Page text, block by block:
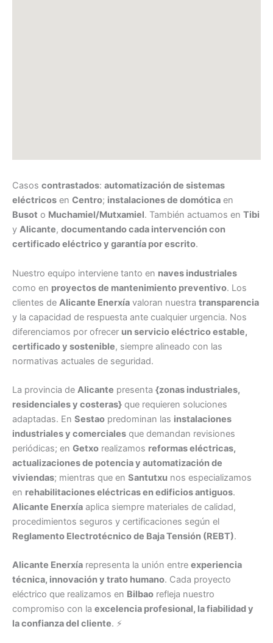
Casos contrastados: automatización de sistemas
eléctricos en Centro; instalaciones de domótica en
Busot o Muchamiel/Mutxamiel. También actuamos en Tibi
y Alicante, documentando cada intervención con
certificado eléctrico y garantía por escrito.
Nuestro equipo interviene tanto en naves industriales
como en proyectos de mantenimiento preventivo. Los
clientes de Alicante Enerxía valoran nuestra transparencia
y la capacidad de respuesta ante cualquier urgencia. Nos
diferenciamos por ofrecer un servicio eléctrico estable,
certificado y sostenible, siempre alineado con las
normativas actuales de seguridad.
La provincia de Alicante presenta {zonas industriales,
residenciales y costeras} que requieren soluciones
adaptadas. En Sestao predominan las instalaciones
industriales y comerciales que demandan revisiones
periódicas; en Getxo realizamos reformas eléctricas,
actualizaciones de potencia y automatización de
viviendas; mientras que en Santutxu nos especializamos
en rehabilitaciones eléctricas en edificios antiguos.
Alicante Enerxía aplica siempre materiales de calidad,
procedimientos seguros y certificaciones según el
Reglamento Electrotécnico de Baja Tensión (REBT).
Alicante Enerxía representa la unión entre experiencia
técnica, innovación y trato humano. Cada proyecto
eléctrico que realizamos en Bilbao refleja nuestro
compromiso con la excelencia profesional, la fiabilidad y
la confianza del cliente. ⚡